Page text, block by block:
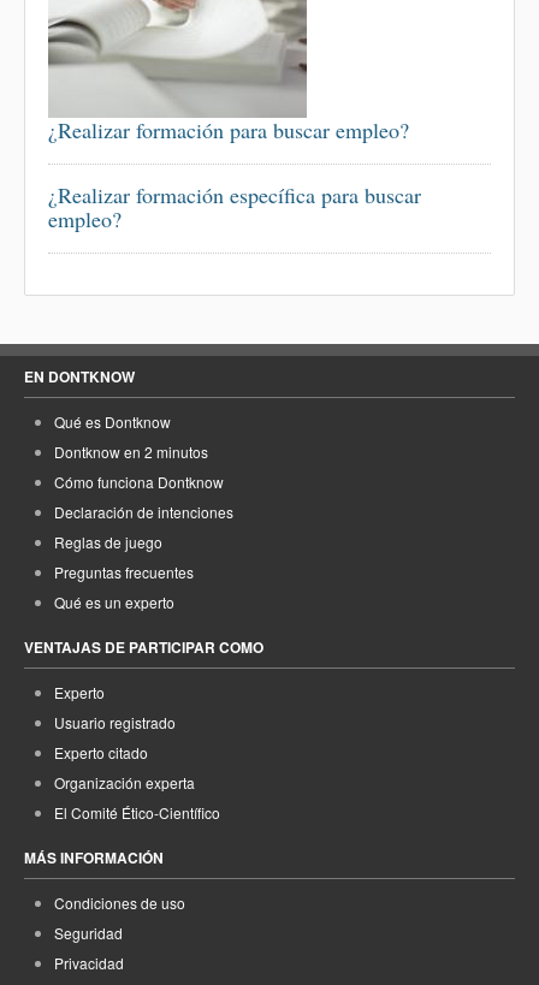
¿Realizar formación para buscar empleo?
¿Realizar formación específica para buscar
empleo?
EN DONTKNOW
Qué es Dontknow
Dontknow en 2 minutos
Cómo funciona Dontknow
Declaración de intenciones
Reglas de juego
Preguntas frecuentes
Qué es un experto
VENTAJAS DE PARTICIPAR COMO
Experto
Usuario registrado
Experto citado
Organización experta
El Comité Ético-Científico
MÁS INFORMACIÓN
Condiciones de uso
Seguridad
Privacidad